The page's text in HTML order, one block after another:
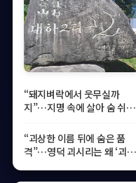
“돼지벼락에서 웃무실까
지”…지명 속에 살아 숨 쉬는
“괴상한 이름 뒤에 숨은 품
격”…영덕 괴시리는 왜 ‘괴